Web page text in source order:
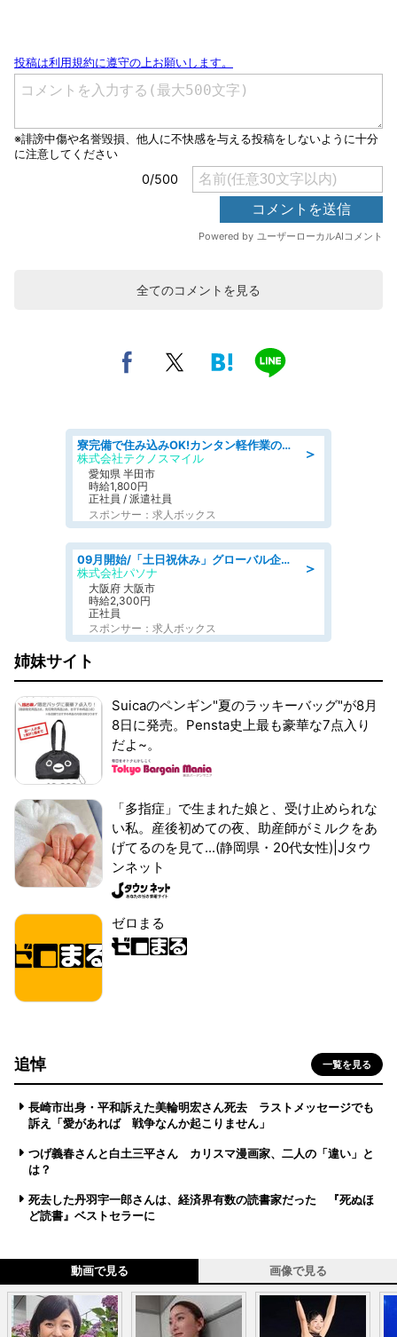
全てのコメントを見る
＞
寮完備で住み込みOK!カンタン軽作業のお仕事 denso aichi
株式会社テクノスマイル
愛知県 半田市
時給1,800円
正社員 / 派遣社員
スポンサー：求人ボックス
＞
09月開始/「土日祝休み」グローバル企業での産業保健のお仕事/保健師/高時給/残業なし/服装自由
株式会社パソナ
大阪府 大阪市
時給2,300円
正社員
スポンサー：求人ボックス
姉妹サイト
Suicaのペンギン"夏のラッキーバッグ"が8月
8日に発売。Pensta史上最も豪華な7点入り
だよ~。
「多指症」で生まれた娘と、受け止められな
い私。産後初めての夜、助産師がミルクをあ
げてるのを見て...(静岡県・20代女性)|Jタウ
ンネット
ゼロまる
追悼 一覧を見る
長崎市出身・平和訴えた美輪明宏さん死去 ラストメッセージでも
訴え「愛があれば 戦争なんか起こりません」
つげ義春さんと白土三平さん カリスマ漫画家、二人の「違い」と
は？
死去した丹羽宇一郎さんは、経済界有数の読書家だった 『死ぬほ
ど読書』ベストセラーに
動画で見る 画像で見る